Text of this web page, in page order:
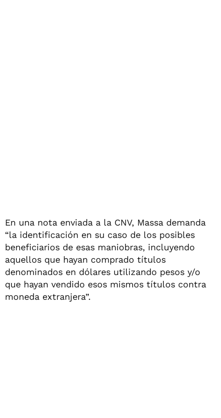
En una nota enviada a la CNV, Massa demanda
“la identificación en su caso de los posibles
beneficiarios de esas maniobras, incluyendo
aquellos que hayan comprado títulos
denominados en dólares utilizando pesos y/o
que hayan vendido esos mismos títulos contra
moneda extranjera”.